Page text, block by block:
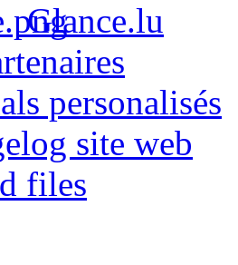
Glance.lu
personalisés
site web
files